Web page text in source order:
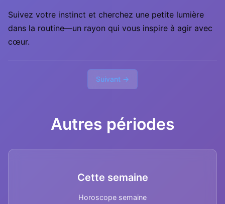
Suivez votre instinct et cherchez une petite lumière
dans la routine—un rayon qui vous inspire à agir avec
cœur.
Suivant →
Autres périodes
Cette semaine
Horoscope semaine